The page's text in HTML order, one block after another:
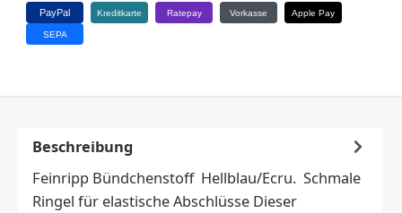
PayPal Kreditkarte Ratepay Vorkasse Apple Pay
SEPA
Beschreibung
Feinripp Bündchenstoff Hellblau/Ecru. Schmale
Ringel für elastische Abschlüsse Dieser